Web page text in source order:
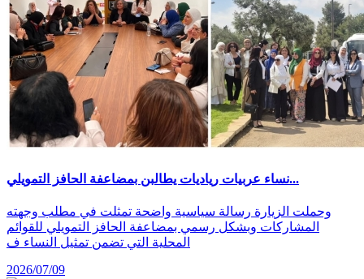
نساء عربيات رياديات يطالبن بمضاعفة الحافز التمويلي...
وحملت الزيارة رسالة سياسية واضحة تمثلت في مطلب وجهته
المشاركات وبشكل رسمي بمضاعفة الحافز التمويلي للقوائم
المحلية التي تضمن تمثيل النساء ف
2026/07/09